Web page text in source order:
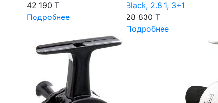
42 190 T
Подробнее
Black, 2.8:1, 3+1
28 830 T
Подробнее